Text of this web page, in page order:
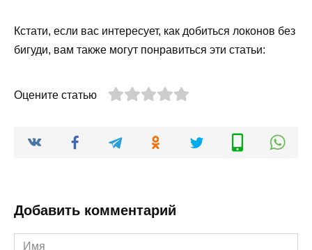
Кстати, если вас интересует, как добиться локонов без
бигуди, вам также могут понравиться эти статьи:
Оцените статью
Добавить комментарий
Имя